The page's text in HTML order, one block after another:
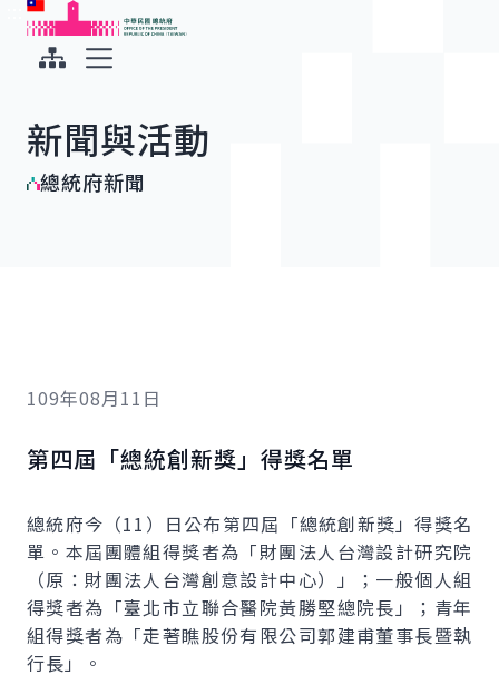
跳到主要內容
中華民國總統府
新聞與活動
總統府新聞
109年08月11日
第四屆「總統創新獎」得獎名單
總統府今（11）日公布第四屆「總統創新獎」得獎名
單。本屆團體組得獎者為「財團法人台灣設計研究院
（原：財團法人台灣創意設計中心）」；一般個人組
得獎者為「臺北市立聯合醫院黃勝堅總院長」；青年
組得獎者為「走著瞧股份有限公司郭建甫董事長暨執
行長」。